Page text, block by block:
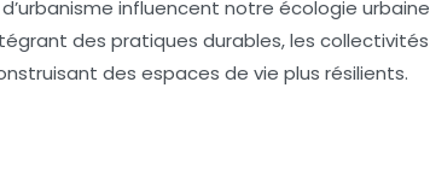
influencent notre écologie urbaine
des pratiques durables, les collectivités
des espaces de vie plus résilients.